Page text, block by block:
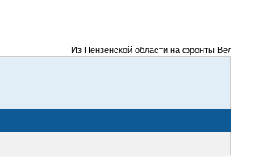
Из Пензенской области на фронты Великой